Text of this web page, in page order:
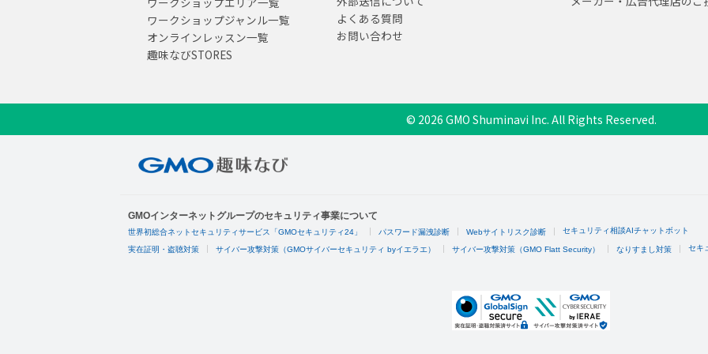
ワークショップジャンル一覧
オンラインレッスン一覧
趣味なびSTORES
よくある質問
お問い合わせ
© 2026 GMO Shuminavi Inc. All Rights Reserved.